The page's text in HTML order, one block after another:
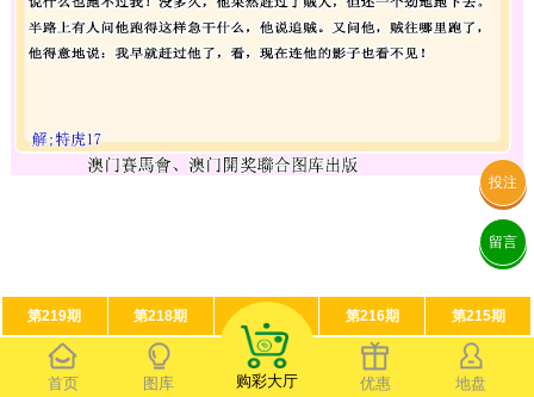
第219期 第218期 第216期 第215期
首页 图库 购彩大厅 优惠 地盘
投注
留言